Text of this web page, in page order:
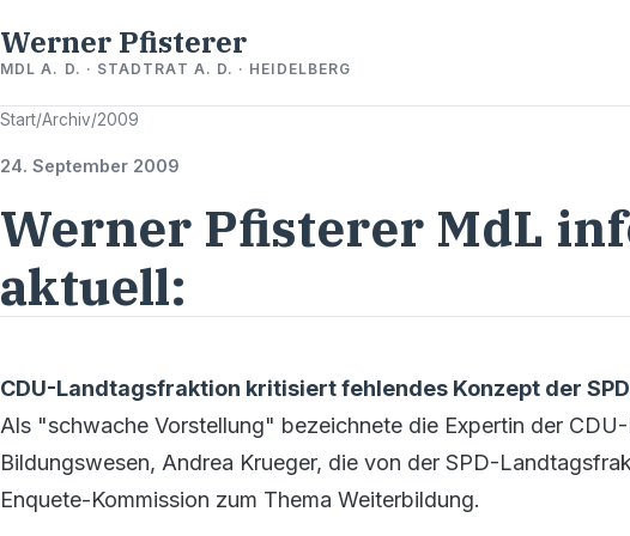
Werner Pfisterer
MDL A. D. · STADTRAT A. D. · HEIDELBERG
Start/Archiv/2009
24. September 2009
Werner Pfisterer MdL
aktuell:
CDU-Landtagsfraktion kritisiert fehlendes Konzept der
Als "schwache Vorstellung" bezeichnete die Expertin der
Bildungswesen, Andrea Krueger, die von der SPD-
Enquete-Kommission zum Thema Weiterbildung.